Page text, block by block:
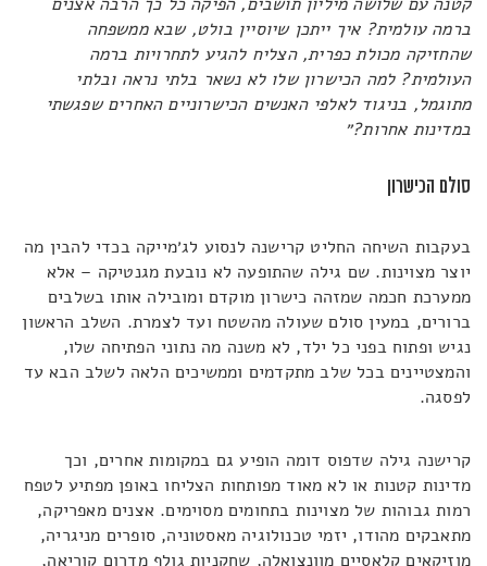
ברמה עולמית? איך ייתכן שיוסיין בולט, שבא ממשפחה
שהחזיקה מכולת כפרית, הצליח להגיע לתחרויות ברמה
העולמית? למה הכישרון שלו לא נשאר בלתי נראה ובלתי
מתוגמל, בניגוד לאלפי האנשים הכישרוניים האחרים שפגשתי
במדינות אחרות?״
סולם הכישרון
בעקבות השיחה החליט קרישנה לנסוע לג׳מייקה בכדי להבין מה
יוצר מצוינות. שם גילה שהתופעה לא נובעת מגנטיקה – אלא
ממערכת חכמה שמזהה כישרון מוקדם ומובילה אותו בשלבים
ברורים, במעין סולם שעולה מהשטח ועד לצמרת. השלב הראשון
נגיש ופתוח בפני כל ילד, לא משנה מה נתוני הפתיחה שלו,
והמצטיינים בכל שלב מתקדמים וממשיכים הלאה לשלב הבא עד
לפסגה.
קרישנה גילה שדפוס דומה הופיע גם במקומות אחרים, וכך
מדינות קטנות או לא מאוד מפותחות הצליחו באופן מפתיע לטפח
רמות גבוהות של מצוינות בתחומים מסוימים. אצנים מאפריקה,
מתאבקים מהודו, יזמי טכנולוגיה מאסטוניה, סופרים מניגריה,
מוזיקאים קלאסיים מוונצואלה, שחקניות גולף מדרום קוריאה,